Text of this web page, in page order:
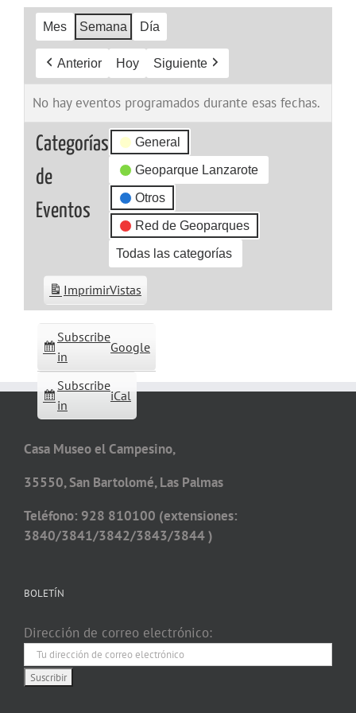
Mes Semana Día
Anterior Hoy Siguiente
No hay eventos programados durante esas fechas.
Categorías
de
Eventos
General
Geoparque Lanzarote
Otros
Red de Geoparques
Todas las categorías
Subscribe
in
Google
Subscribe
in
iCal
ImprimirVistas
Casa Museo el Campesino,
35550, San Bartolomé, Las Palmas
Teléfono: 928 810100 (extensiones:
3840/3841/3842/3843/3844 )
BOLETÍN
Dirección de correo electrónico: